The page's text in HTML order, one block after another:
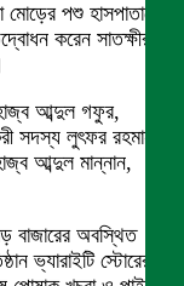
পশু হাসপাতালের
করেন সাতক্ষীরা
আব্দুল গফুর,
সদস্য লুৎফর রহমান
আব্দুল মান্নান,
বাজারের অবস্থিত
ভ্যারাইটি স্টোরের